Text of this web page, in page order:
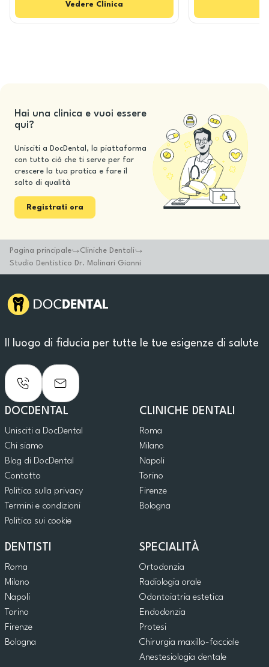
Vedere Clinica
Hai una clinica e vuoi essere
qui?
Unisciti a DocDental, la piattaforma
con tutto ciò che ti serve per far
crescere la tua pratica e fare il
salto di qualità
Registrati ora
Pagina principale
Cliniche Dentali
Studio Dentistico Dr. Molinari Gianni
Il luogo di fiducia per tutte le tue esigenze di salute
DOCDENTAL
Unisciti a DocDental
Chi siamo
Blog di DocDental
Contatto
Politica sulla privacy
Termini e condizioni
Politica sui cookie
CLINICHE DENTALI
Roma
Milano
Napoli
Torino
Firenze
Bologna
DENTISTI
Roma
Milano
Napoli
Torino
Firenze
Bologna
SPECIALITÀ
Ortodonzia
Radiologia orale
Odontoiatria estetica
Endodonzia
Protesi
Chirurgia maxillo-facciale
Anestesiologia dentale